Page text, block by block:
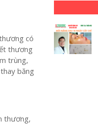
có
thương
trùng,
băng
thương,